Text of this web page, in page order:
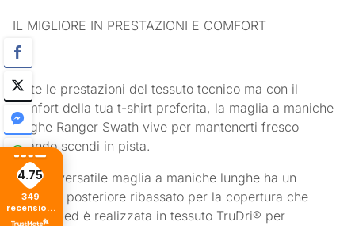
IL MIGLIORE IN PRESTAZIONI E COMFORT
Tutte le prestazioni del tessuto tecnico ma con il
comfort della tua t-shirt preferita, la maglia a maniche
lunghe Ranger Swath vive per mantenerti fresco
quando scendi in pista.
Questa versatile maglia a maniche lunghe ha un
pannello posteriore ribassato per la copertura che
desideri ed è realizzata in tessuto TruDri® per
4.75
349
recensioni
di tutti i